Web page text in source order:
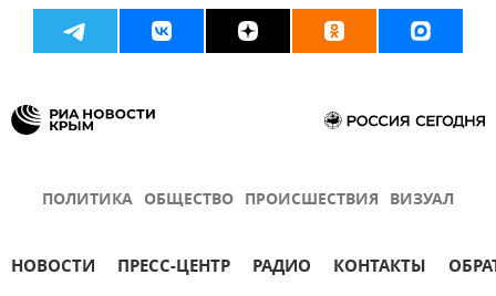
ПОЛИТИКА ОБЩЕСТВО ПРОИСШЕСТВИЯ ВИЗУАЛ
НОВОСТИ ПРЕСС-ЦЕНТР РАДИО КОНТАКТЫ